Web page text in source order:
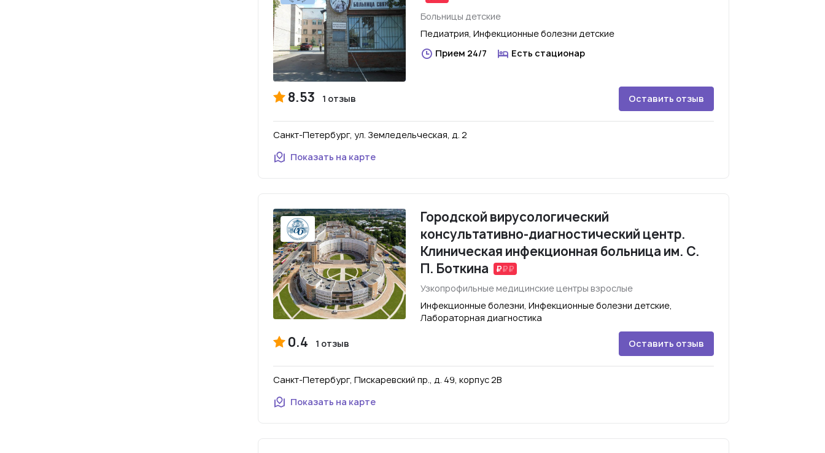
Больницы детские
Педиатрия, Инфекционные болезни детские
Прием 24/7
Есть стационар
8.53 1 отзыв Оставить отзыв
Санкт-Петербург, ул. Земледельческая, д. 2
Показать на карте
Городской вирусологический
консультативно-диагностический центр.
Клиническая инфекционная больница им. С.
П. Боткина
Узкопрофильные медицинские центры взрослые
Инфекционные болезни, Инфекционные болезни детские,
Лабораторная диагностика
0.4 1 отзыв Оставить отзыв
Санкт-Петербург, Пискаревский пр., д. 49, корпус 2В
Показать на карте